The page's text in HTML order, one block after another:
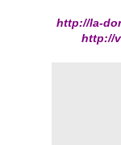
http://la-
http://